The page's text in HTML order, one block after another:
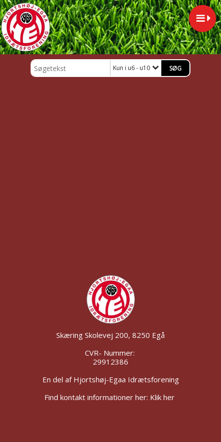
Kun i u6 - u10
Skæring Skolevej 200, 8250 Egå
CVR- Nummer:
29912386
En del af Hjortshøj-Egaa Idrætsforening
Find kontakt informationer her: Klik her